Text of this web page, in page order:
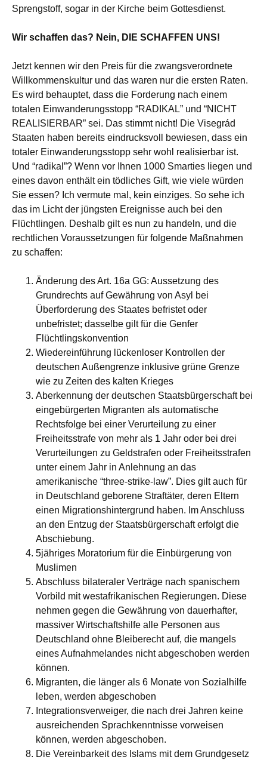
Sprengstoff, sogar in der Kirche beim Gottesdienst.
Wir schaffen das? Nein, DIE SCHAFFEN UNS!
Jetzt kennen wir den Preis für die zwangsverordnete
Willkommenskultur und das waren nur die ersten Raten.
Es wird behauptet, dass die Forderung nach einem
totalen Einwanderungsstopp “RADIKAL” und “NICHT
REALISIERBAR” sei. Das stimmt nicht! Die Visegrád
Staaten haben bereits eindrucksvoll bewiesen, dass ein
totaler Einwanderungsstopp sehr wohl realisierbar ist.
Und “radikal”? Wenn vor Ihnen 1000 Smarties liegen und
eines davon enthält ein tödliches Gift, wie viele würden
Sie essen? Ich vermute mal, kein einziges. So sehe ich
das im Licht der jüngsten Ereignisse auch bei den
Flüchtlingen. Deshalb gilt es nun zu handeln, und die
rechtlichen Voraussetzungen für folgende Maßnahmen
zu schaffen:
Änderung des Art. 16a GG: Aussetzung des
Grundrechts auf Gewährung von Asyl bei
Überforderung des Staates befristet oder
unbefristet; dasselbe gilt für die Genfer
Flüchtlingskonvention
Wiedereinführung lückenloser Kontrollen der
deutschen Außengrenze inklusive grüne Grenze
wie zu Zeiten des kalten Krieges
Aberkennung der deutschen Staatsbürgerschaft bei
eingebürgerten Migranten als automatische
Rechtsfolge bei einer Verurteilung zu einer
Freiheitsstrafe von mehr als 1 Jahr oder bei drei
Verurteilungen zu Geldstrafen oder Freiheitsstrafen
unter einem Jahr in Anlehnung an das
amerikanische “three-strike-law”. Dies gilt auch für
in Deutschland geborene Straftäter, deren Eltern
einen Migrationshintergrund haben. Im Anschluss
an den Entzug der Staatsbürgerschaft erfolgt die
Abschiebung.
5jähriges Moratorium für die Einbürgerung von
Muslimen
Abschluss bilateraler Verträge nach spanischem
Vorbild mit westafrikanischen Regierungen. Diese
nehmen gegen die Gewährung von dauerhafter,
massiver Wirtschaftshilfe alle Personen aus
Deutschland ohne Bleiberecht auf, die mangels
eines Aufnahmelandes nicht abgeschoben werden
können.
Migranten, die länger als 6 Monate von Sozialhilfe
leben, werden abgeschoben
Integrationsverweiger, die nach drei Jahren keine
ausreichenden Sprachkenntnisse vorweisen
können, werden abgeschoben.
Die Vereinbarkeit des Islams mit dem Grundgesetz